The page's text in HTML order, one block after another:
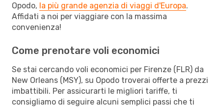
Opodo, la più grande agenzia di viaggi d'Europa.
Affidati a noi per viaggiare con la massima
convenienza!
Come prenotare voli economici
Se stai cercando voli economici per Firenze (FLR) da
New Orleans (MSY), su Opodo troverai offerte a prezzi
imbattibili. Per assicurarti le migliori tariffe, ti
consigliamo di seguire alcuni semplici passi che ti